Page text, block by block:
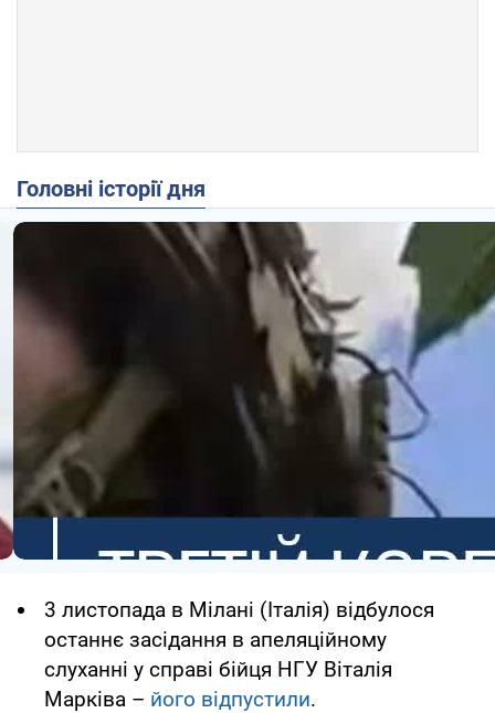
Головні історії дня
3 листопада в Мілані (Італія) відбулося
останнє засідання в апеляційному
слуханні у справі бійця НГУ Віталія
Марківа – його відпустили.